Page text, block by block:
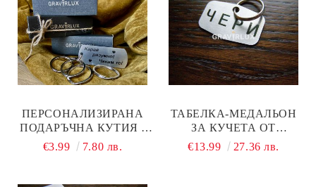
ПЕРСОНАЛИЗИРАНА
ПОДАРЪЧНА КУТИЯ -
ДОБАВИ КЪМ
€3.99 7.80 лв.
ТАБЕЛКА-МЕДАЛЬОН
ЗА КУЧЕТА ОТ
НЕРЪЖДАЕМА
€13.99 27.36 лв.